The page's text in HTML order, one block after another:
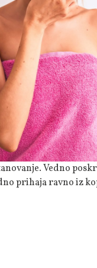
prihaja ravno iz